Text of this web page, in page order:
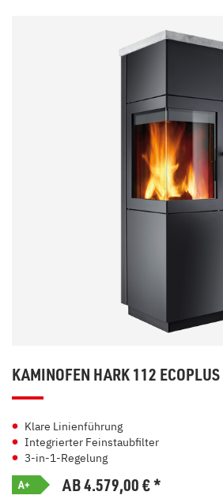
KAMINOFEN HARK 112 ECOPLUS
Klare Linienführung
Integrierter Feinstaubfilter
3-in-1-Regelung
A+ AB 4.579,00€*